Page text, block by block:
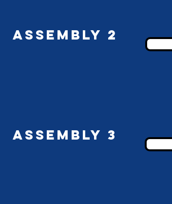
Assembly 2
Assembly 3